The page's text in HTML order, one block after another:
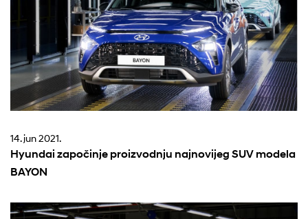
14. jun 2021.
Hyundai započinje proizvodnju najnovijeg SUV modela
BAYON